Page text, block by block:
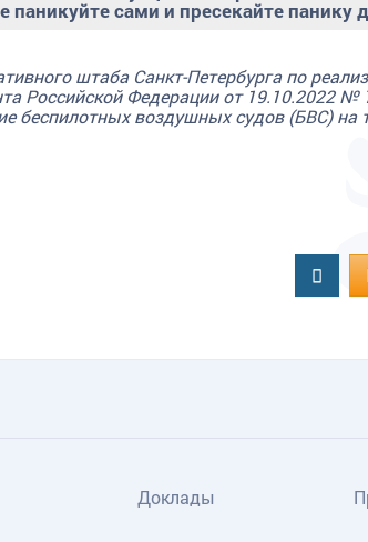
паникуйте сами и пресекайте панику
штаба Санкт-Петербурга по
Российской Федерации от 19.10.2022 №
беспилотных воздушных судов (БВС) на
Доклады